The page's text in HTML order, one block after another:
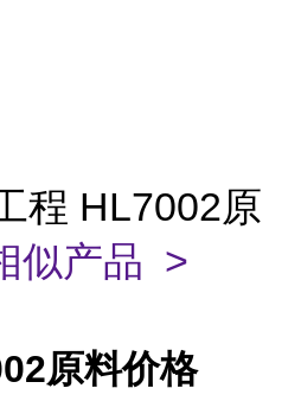
程 HL7002原
似产品 >
原料价格